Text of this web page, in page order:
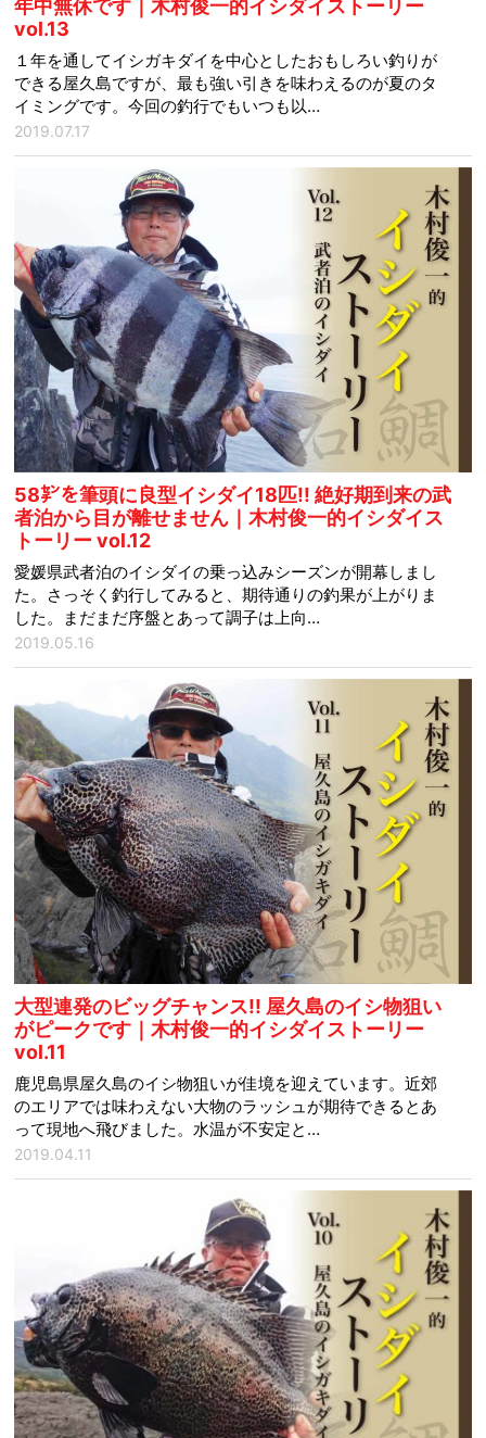
年中無休です｜木村俊一的イシダイストーリー
vol.13
１年を通してイシガキダイを中心としたおもしろい釣りが
できる屋久島ですが、最も強い引きを味わえるのが夏のタ
イミングです。今回の釣行でもいつも以…
2019.07.17
58㌢を筆頭に良型イシダイ18匹!! 絶好期到来の武
者泊から目が離せません｜木村俊一的イシダイス
トーリー vol.12
愛媛県武者泊のイシダイの乗っ込みシーズンが開幕しまし
た。さっそく釣行してみると、期待通りの釣果が上がりま
した。まだまだ序盤とあって調子は上向…
2019.05.16
大型連発のビッグチャンス!! 屋久島のイシ物狙い
がピークです｜木村俊一的イシダイストーリー
vol.11
鹿児島県屋久島のイシ物狙いが佳境を迎えています。近郊
のエリアでは味わえない大物のラッシュが期待できるとあ
って現地へ飛びました。水温が不安定と…
2019.04.11